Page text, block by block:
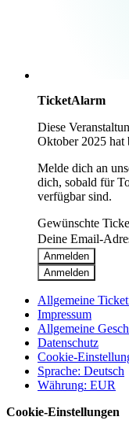
TicketAlarm
Diese
Oktober 2025 hat
Melde dich an
dich, sobald für
verfügbar sind.
Gewünschte
Deine Email-
Anmelden
Anmelden
Allgemeine
Impressum
Allgemeine
Datenschutz
Cookie-
Sprache: Deutsch
Währung: EUR
Cookie-Einstellungen